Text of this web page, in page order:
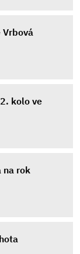
kolo ve
na rok